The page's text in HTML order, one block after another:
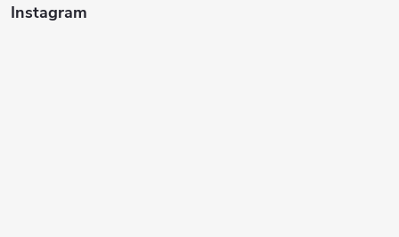
Instagram